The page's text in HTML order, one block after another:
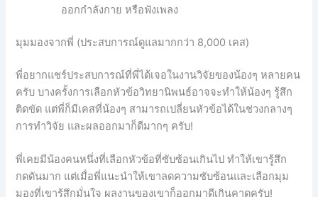
ออกกำลังกาย หรือฟังเพลง
มุมมองจากพี่ (ประสบการณ์ดูแลมากกว่า 8,000 เคส)
พี่อยากแชร์ประสบการณ์ที่พี่ได้เจอในงานวิจัยของน้องๆ หลายคน
ครับ บางครั้งการเลือกหัวข้อวิทยานิพนธ์อาจจะทำให้น้องๆ รู้สึก
ติดขัด แต่พี่ก็มีเคสที่น้องๆ สามารถเปลี่ยนหัวข้อได้ในช่วงกลางๆ
การทำวิจัย และผลออกมาก็ดีมากๆ ครับ!
พี่เคยมีน้องคนหนึ่งที่เลือกหัวข้อที่ซับซ้อนเกินไป ทำให้เขารู้สึก
กดดันมาก แต่เมื่อพี่แนะนำให้เขาลดความซับซ้อนและเลือกมุม
มองที่เขารู้สึกมั่นใจ ผลงานของเขาก็ออกมาดีเกินคาดครับ!